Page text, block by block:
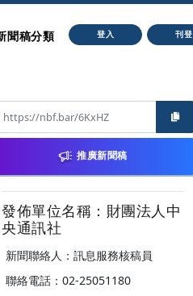
聞稿分類 登入 刊登
推廣新聞稿
發佈單位名稱：財團法人中
央通訊社
新聞聯絡人：訊息服務核稿員
聯絡電話：02-25051180